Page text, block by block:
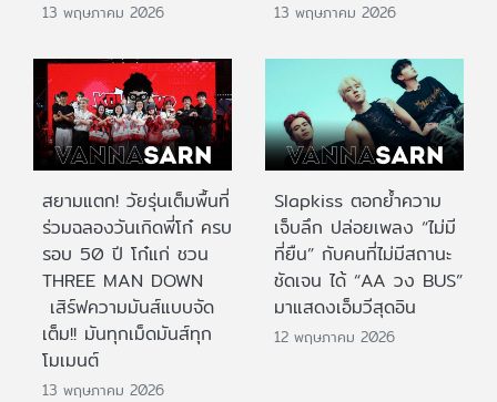
13 พฤษภาคม 2026 13 พฤษภาคม 2026
สยามแตก! วัยรุ่นเต็มพื้นที่
ร่วมฉลองวันเกิดพี่โก๋ ครบ
รอบ 50 ปี โก๋แก่ ชวน
THREE MAN DOWN
เสิร์ฟความมันส์แบบจัด
เต็ม!! มันทุกเม็ดมันส์ทุก
โมเมนต์
13 พฤษภาคม 2026
Slapkiss ตอกย้ำความ
เจ็บลึก ปล่อยเพลง “ไม่มี
ที่ยืน” กับคนที่ไม่มีสถานะ
ชัดเจน ได้ “AA วง BUS”
มาแสดงเอ็มวีสุดอิน
12 พฤษภาคม 2026